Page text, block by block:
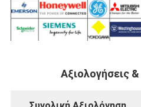
Αξιολογήσεις